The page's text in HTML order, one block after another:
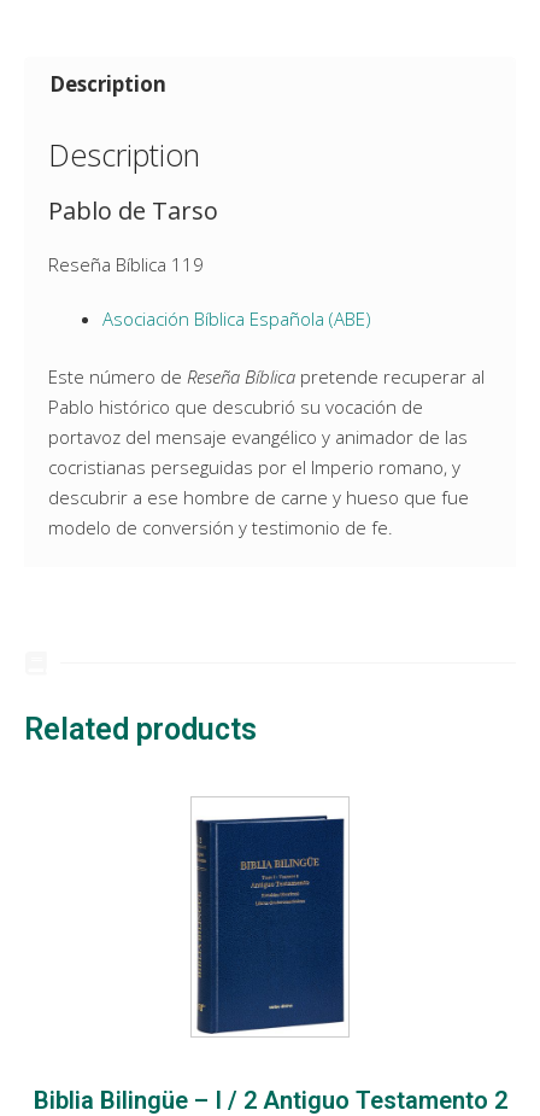
Description
Description
Pablo de Tarso
Reseña Bíblica 119
Asociación Bíblica Española (ABE)
Este número de Reseña Bíblica pretende recuperar al
Pablo histórico que descubrió su vocación de
portavoz del mensaje evangélico y animador de las
cocristianas perseguidas por el Imperio romano, y
descubrir a ese hombre de carne y hueso que fue
modelo de conversión y testimonio de fe.
Related products
Biblia Bilingüe – I / 2 Antiguo Testamento 2